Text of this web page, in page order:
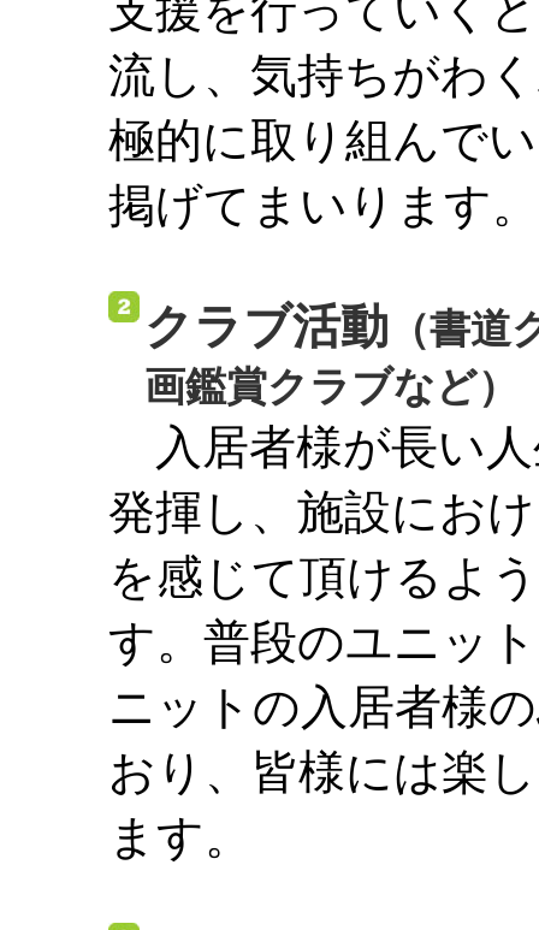
流し、気持ちがわ
極的に取り組んで
掲げてまいります。
クラブ活動 （書
画鑑賞クラブなど）
入居者様が長い
発揮し、施設にお
を感じて頂けるよ
す。普段のユニッ
ニットの入居者様
おり、皆様には楽
ます。